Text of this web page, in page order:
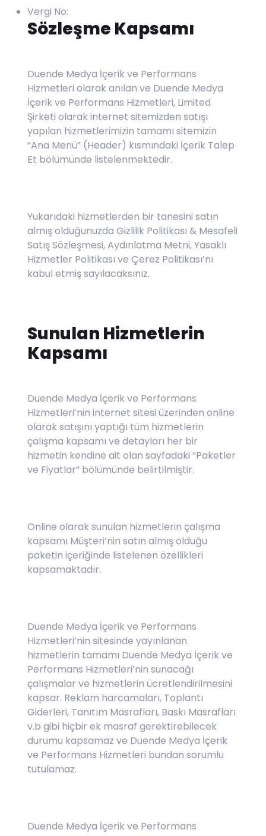
Vergi No:
Sözleşme Kapsamı
Duende Medya İçerik ve Performans
Hizmetleri olarak anılan ve Duende Medya
İçerik ve Performans Hizmetleri, Limited
Şirketi olarak internet sitemizden satışı
yapılan hizmetlerimizin tamamı sitemizin
“Ana Menü” (Header) kısmındaki İçerik Talep
Et bölümünde listelenmektedir.
Yukarıdaki hizmetlerden bir tanesini satın
almış olduğunuzda Gizlilik Politikası & Mesafeli
Satış Sözleşmesi, Aydınlatma Metni, Yasaklı
Hizmetler Politikası ve Çerez Politikası’nı
kabul etmiş sayılacaksınız.
Sunulan Hizmetlerin
Kapsamı
Duende Medya İçerik ve Performans
Hizmetleri’nin internet sitesi üzerinden online
olarak satışını yaptığı tüm hizmetlerin
çalışma kapsamı ve detayları her bir
hizmetin kendine ait olan sayfadaki “Paketler
ve Fiyatlar” bölümünde belirtilmiştir.
Online olarak sunulan hizmetlerin çalışma
kapsamı Müşteri’nin satın almış olduğu
paketin içeriğinde listelenen özellikleri
kapsamaktadır.
Duende Medya İçerik ve Performans
Hizmetleri’nin sitesinde yayınlanan
hizmetlerin tamamı Duende Medya İçerik ve
Performans Hizmetleri’nin sunacağı
çalışmalar ve hizmetlerin ücretlendirilmesini
kapsar. Reklam harcamaları, Toplantı
Giderleri, Tanıtım Masrafları, Baskı Masrafları
v.b gibi hiçbir ek masraf gerektirebilecek
durumu kapsamaz ve Duende Medya İçerik
ve Performans Hizmetleri bundan sorumlu
tutulamaz.
Duende Medya İçerik ve Performans